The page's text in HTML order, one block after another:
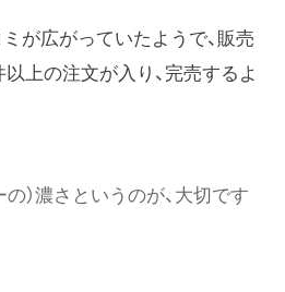
が広がっていたようで、販売
上の注文が入り、完売するよ
）濃さというのが、大切です